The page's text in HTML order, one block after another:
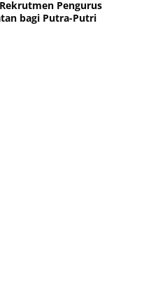
Pengurus
bagi Putra-Putri